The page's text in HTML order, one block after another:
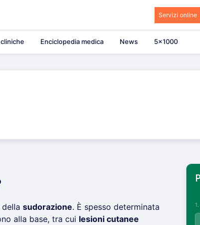
Servizi online
Enciclopedia medica News 5×1000
sudorazione. È spesso determinata
alla base, tra cui lesioni cutanee